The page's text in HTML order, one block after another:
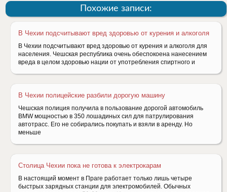
Похожие записи:
В Чехии подсчитывают вред здоровью от курения и алкоголя
В Чехии подсчитывают вред здоровью от курения и алкоголя для
населения. Чешская республика очень обеспокоена нанесением
вреда в целом здоровью нации от употребления спиртного и
В Чехии полицейские разбили дорогую машину
Чешская полиция получила в пользование дорогой автомобиль
BMW мощностью в 350 лошадиных сил для патрулирования
автотрасс. Его не собирались покупать и взяли в аренду. Но
меньше
Столица Чехии пока не готова к электрокарам
В настоящий момент в Праге работает только лишь четыре
быстрых зарядных станции для электромобилей. Обычных